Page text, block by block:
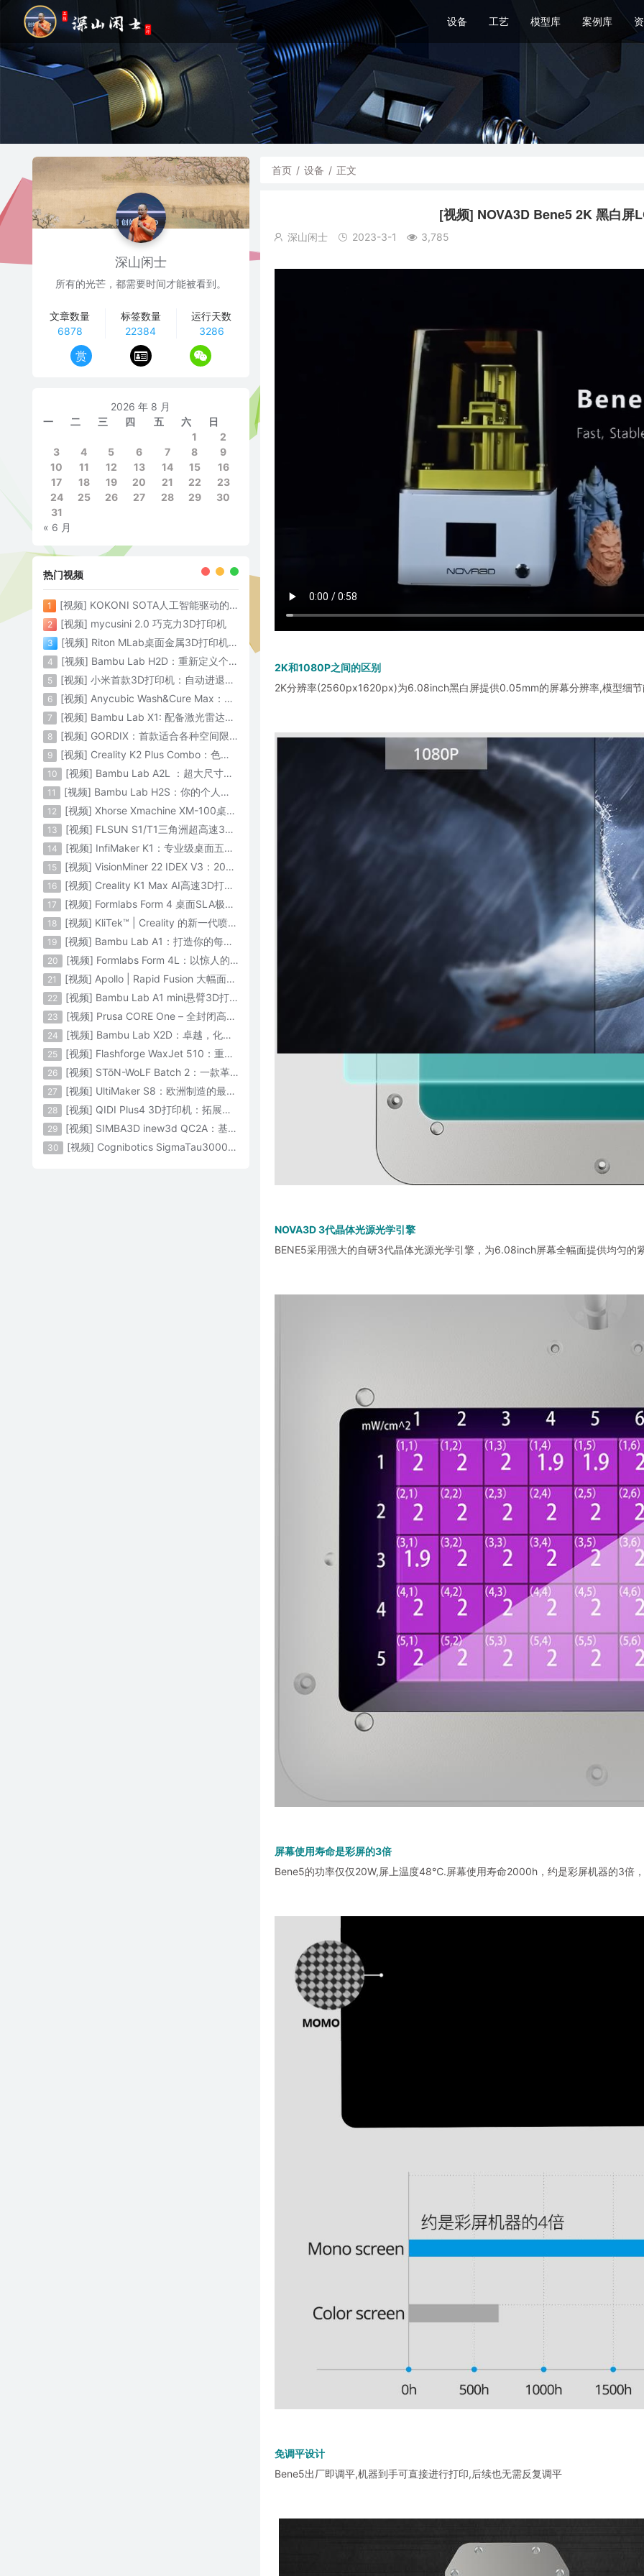
设备 工艺 模型库 案例库
首页 / 设备 / 正文
[视频] NOVA3D Bene5 2K 黑白屏
深山闲士 2023-3-1 3,785
2K和1080P之间的区别
2K分辨率(2560px1620px)为6.08inch黑白屏提供0.05mm的屏幕分辨率,模型细节
NOVA3D 3代晶体光源光学引擎
BENE5采用强大的自研3代晶体光源光学引擎，为6.08inch屏幕全幅面提供均匀的
屏幕使用寿命是彩屏的3倍
Bene5的功率仅仅20W,屏上温度48℃.屏幕使用寿命2000h，约是彩屏机器的3倍
免调平设计
Bene5出厂即调平,机器到手可直接进行打印,后续也无需反复调平
深山闲士
所有的光芒，都需要时间才能被看到。
文章数量
6878
标签数量
22384
运行天数
3286
赏
2026 年 8 月
一
二 三 四 五 六
日
1
2
3
4 5 6 7 8
9
10
11 12 13 14 15
16
17
18 19 20 21 22
23
24
25 26 27 28 29
30
31
« 6 月
热门视频
1 [视频] KOKONI SOTA人工智能驱动的3D打印革命 倒立打印600mm/s
2 [视频] mycusini 2.0 巧克力3D打印机
3 [视频] Riton MLab桌面金属3D打印机：体积小性能强大
4 [视频] Bambu Lab H2D：重新定义个人智造
5 [视频] 小米首款3D打印机：自动进退料、AI云切片、人脸拍照建模 3D玩家兴趣首选
6 [视频] Anycubic Wash&Cure Max：清洗+后固化二合一设备
7 [视频] Bambu Lab X1: 配备激光雷达和人工智能的CoreXY彩色3D打印机
8 [视频] GORDIX：首款适合各种空间限制的3合1便携式数控机床
9 [视频] Creality K2 Plus Combo：色彩与尺寸的史诗级飞跃
10 [视频] Bambu Lab A2L ：超大尺寸家用打印机 告别拆件 轻松一体成型
11 [视频] Bambu Lab H2S：你的个人智造中心
12 [视频] Xhorse Xmachine XM-100桌面级五轴CNC机床：卓越的精度和效率
13 [视频] FLSUN S1/T1三角洲超高速3D打印机 打印速度1200mm/s
14 [视频] InfiMaker K1：专业级桌面五轴数控机床
15 [视频] VisionMiner 22 IDEX V3：2024年最佳工程材料3D打印机
16 [视频] Creality K1 Max AI高速3D打印机：600mm/s打印速度 史诗般的飞跃
17 [视频] Formlabs Form 4 桌面SLA极速3D打印机 工业级打印质量
18 [视频] KliTek™ | Creality 的新一代喷嘴更换系统
19 [视频] Bambu Lab A1：打造你的每一份热爱
20 [视频] Formlabs Form 4L：以惊人的速度获得工业级部件
21 [视频] Apollo | Rapid Fusion 大幅面颗粒3D打印系统
22 [视频] Bambu Lab A1 mini悬臂3D打印机：让多色打印成为标配
23 [视频] Prusa CORE One – 全封闭高速CoreXY 3D打印机配备主动腔体温度控制
24 [视频] Bambu Lab X2D：卓越，化繁为简！
25 [视频] Flashforge WaxJet 510：重新定义精度 专为K金珠宝铸造而生
26 [视频] STōN-WoLF Batch 2：一款革命性的“飞行龙门架”3D打印机
27 [视频] UltiMaker S8：欧洲制造的最快的桌面双材料专业3D打印机
28 [视频] QIDI Plus4 3D打印机：拓展您的想象力
29 [视频] SIMBA3D inew3d QC2A：基于AI建模的桌面全彩色3D打印机
30 [视频] Cognibotics SigmaTau3000 轻型机器人：智能制造的未来